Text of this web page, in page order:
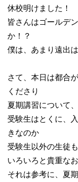
休校明けました！
皆さんはゴールデ
か！？
僕は、あまり遠出
さて、本日は都合
くださり
夏期講習について
受験生はとくに、
きなのか
受験生以外の生徒
いろいろと貴重な
それは参考に、夏